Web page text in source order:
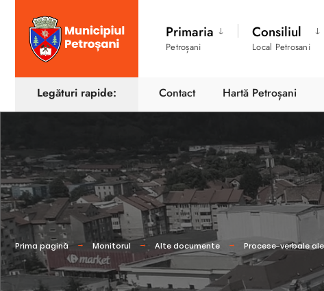
Primaria
Petroșani
Consiliul
Local Petrosani
Legături rapide: Contact Hartă Petroșani
Prima pagină Monitorul Alte documente Procese-verbale